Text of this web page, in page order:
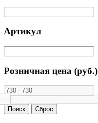
Артикул
Розничная цена (руб.)